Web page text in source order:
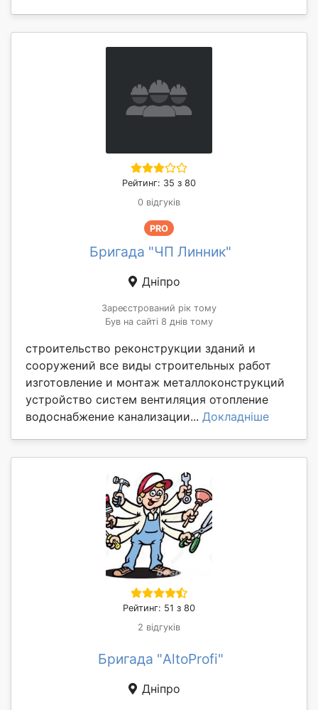
Рейтинг: 35 з 80
0 відгуків
PRO
Бригада "ЧП Линник"
Дніпро
Зареєстрований рік тому
Був на сайті 8 днів тому
строительство реконструкции зданий и
сооружений все виды строительных работ
изготовление и монтаж металлоконструкций
устройство систем вентиляция отопление
водоснабжение канализации... Докладніше
Рейтинг: 51 з 80
2 відгуків
Бригада "AltoProfi"
Дніпро